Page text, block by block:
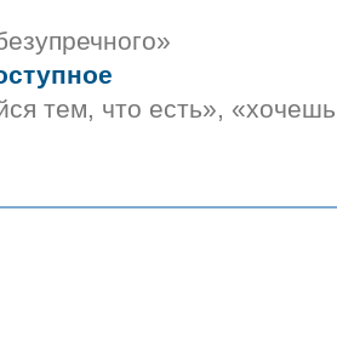
тем, что есть»,